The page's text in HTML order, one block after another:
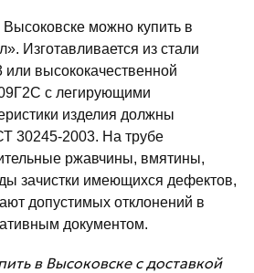
можно купить в
Изготавливается из стали
или высококачественной
с легирующими
изделия должны
30245-2003. На трубе
ржавчины, вмятины,
зачистки имеющихся дефектов,
допустимых отклонений в
документом.
в Высоковске с доставкой